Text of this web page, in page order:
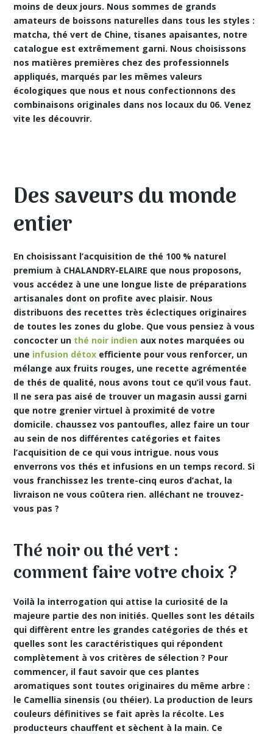
moins de deux jours. Nous sommes de grands
amateurs de boissons naturelles dans tous les styles :
matcha, thé vert de Chine, tisanes apaisantes, notre
catalogue est extrêmement garni. Nous choisissons
nos matières premières chez des professionnels
appliqués, marqués par les mêmes valeurs
écologiques que nous et nous confectionnons des
combinaisons originales dans nos locaux du 06. Venez
vite les découvrir.
Des saveurs du monde
entier
En choisissant l’acquisition de thé 100 % naturel
premium à CHALANDRY-ELAIRE que nous proposons,
vous accédez à une une longue liste de préparations
artisanales dont on profite avec plaisir. Nous
distribuons des recettes très éclectiques originaires
de toutes les zones du globe. Que vous pensiez à vous
concocter un thé noir indien aux notes marquées ou
une infusion détox efficiente pour vous renforcer, un
mélange aux fruits rouges, une recette agrémentée
de thés de qualité, nous avons tout ce qu’il vous faut.
Il ne sera pas aisé de trouver un magasin aussi garni
que notre grenier virtuel à proximité de votre
domicile. chaussez vos pantoufles, allez faire un tour
au sein de nos différentes catégories et faites
l’acquisition de ce qui vous intrigue. nous vous
enverrons vos thés et infusions en un temps record. Si
vous franchissez les trente-cinq euros d’achat, la
livraison ne vous coûtera rien. alléchant ne trouvez-
vous pas ?
Thé noir ou thé vert :
comment faire votre choix ?
Voilà la interrogation qui attise la curiosité de la
majeure partie des non initiés. Quelles sont les détails
qui diffèrent entre les grandes catégories de thés et
quelles sont les caractéristiques qui répondent
complètement à vos critères de sélection ? Pour
commencer, il faut savoir que ces plantes
aromatiques sont toutes originaires du même arbre :
le Camellia sinensis (ou théier). La production de leurs
couleurs définitives se fait après la récolte. Les
producteurs chauffent et sèchent à la main. Ce